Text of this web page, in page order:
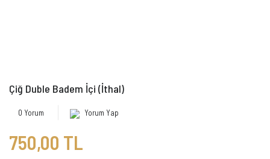
Çiğ Duble Badem İçi (İthal)
0 Yorum Yorum Yap
750,00 TL